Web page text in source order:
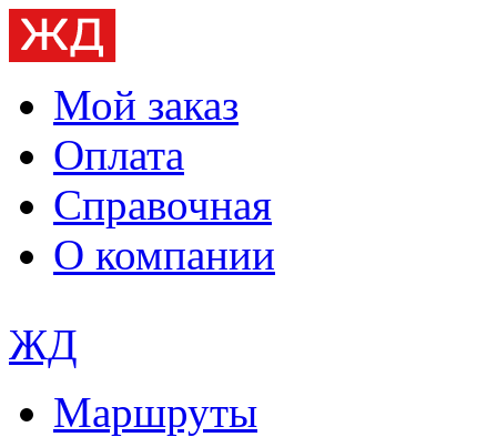
Мой заказ
Оплата
Справочная
О компании
ЖД
Маршруты